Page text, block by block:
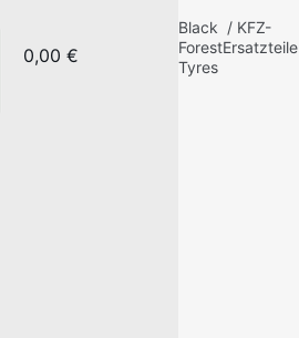
0,00 €
Black
Forest
Tyres
/ KFZ-
Ersatzteile